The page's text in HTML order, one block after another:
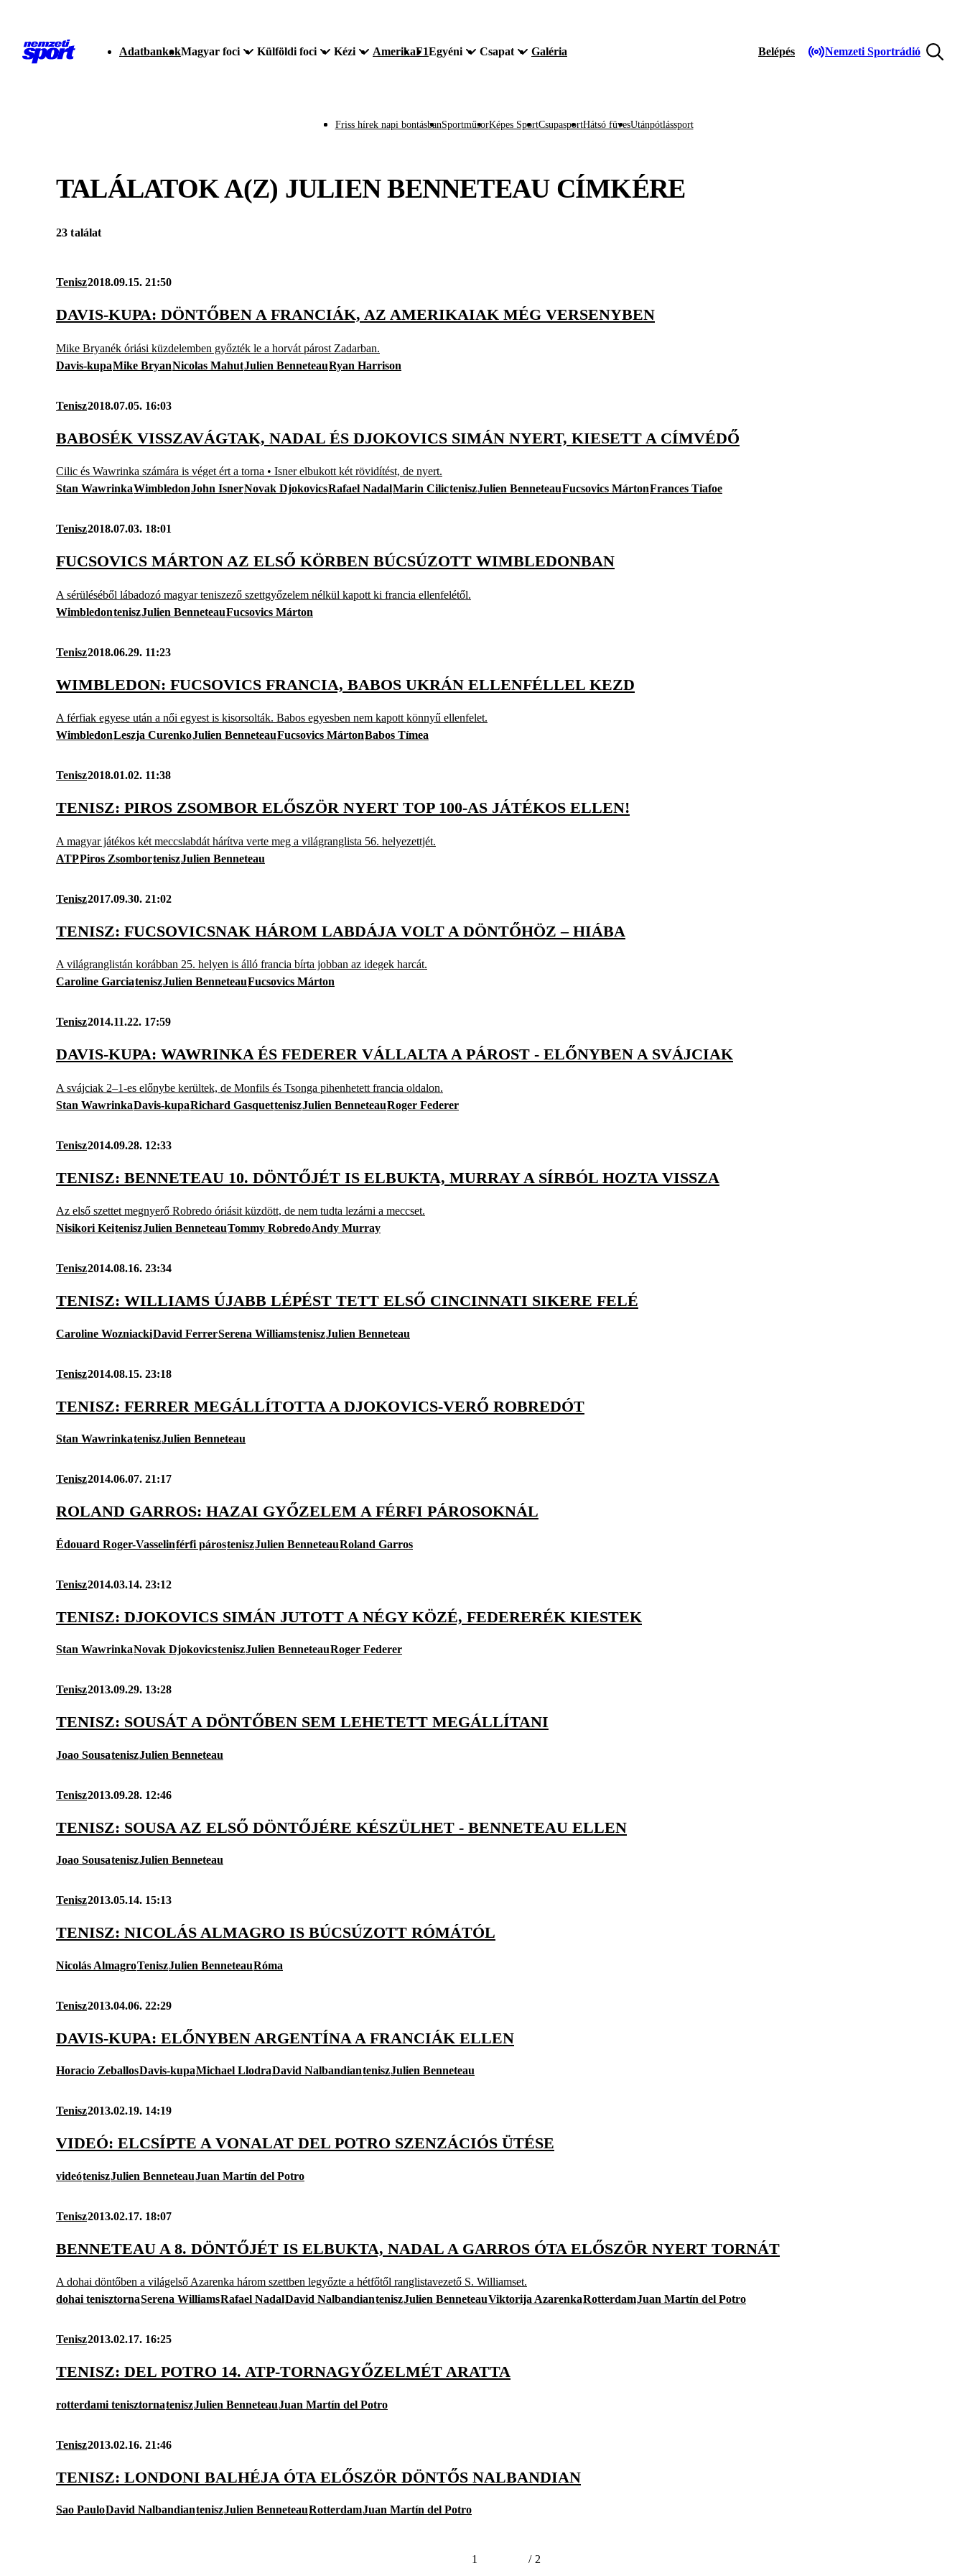
AdatbankokMagyar foci Külföldi foci Kézi AmerikaF1Egyéni Csapat Galéria Belépés Nemzeti Sportrádió
Friss hírek napi bontásbanSportműsorKépes SportCsupasportHátsó füvesUtánpótlássport
TALÁLATOK A(Z) JULIEN BENNETEAUCÍMKÉRE
23 találat
Tenisz2018.09.15. 21:50
DAVIS-KUPA: DÖNTŐBEN A FRANCIÁK, AZ AMERIKAIAK MÉG VERSENYBEN
Mike Bryanék óriási küzdelemben győzték le a horvát párost Zadarban.
Davis-kupaMike BryanNicolas MahutJulien BenneteauRyan Harrison
Tenisz2018.07.05. 16:03
BABOSÉK VISSZAVÁGTAK, NADAL ÉS DJOKOVICS SIMÁN NYERT, KIESETT A CÍMVÉDŐ
Cilic és Wawrinka számára is véget ért a torna • Isner elbukott két rövidítést, de nyert.
Stan WawrinkaWimbledonJohn IsnerNovak DjokovicsRafael NadalMarin CilicteniszJulien BenneteauFucsovics MártonFrances Tiafoe
Tenisz2018.07.03. 18:01
FUCSOVICS MÁRTON AZ ELSŐ KÖRBEN BÚCSÚZOTT WIMBLEDONBAN
A sérüléséből lábadozó magyar teniszező szettgyőzelem nélkül kapott ki francia ellenfelétől.
WimbledonteniszJulien BenneteauFucsovics Márton
Tenisz2018.06.29. 11:23
WIMBLEDON: FUCSOVICS FRANCIA, BABOS UKRÁN ELLENFÉLLEL KEZD
A férfiak egyese után a női egyest is kisorsolták. Babos egyesben nem kapott könnyű ellenfelet.
WimbledonLeszja CurenkoJulien BenneteauFucsovics MártonBabos Tímea
Tenisz2018.01.02. 11:38
TENISZ: PIROS ZSOMBOR ELŐSZÖR NYERT TOP 100-AS JÁTÉKOS ELLEN!
A magyar játékos két meccslabdát hárítva verte meg a világranglista 56. helyezettjét.
ATPPiros ZsomborteniszJulien Benneteau
Tenisz2017.09.30. 21:02
TENISZ: FUCSOVICSNAK HÁROM LABDÁJA VOLT A DÖNTŐHÖZ – HIÁBA
A világranglistán korábban 25. helyen is álló francia bírta jobban az idegek harcát.
Caroline GarciateniszJulien BenneteauFucsovics Márton
Tenisz2014.11.22. 17:59
DAVIS-KUPA: WAWRINKA ÉS FEDERER VÁLLALTA A PÁROST - ELŐNYBEN A SVÁJCIAK
A svájciak 2–1-es előnybe kerültek, de Monfils és Tsonga pihenhetett francia oldalon.
Stan WawrinkaDavis-kupaRichard GasquetteniszJulien BenneteauRoger Federer
Tenisz2014.09.28. 12:33
TENISZ: BENNETEAU 10. DÖNTŐJÉT IS ELBUKTA, MURRAY A SÍRBÓL HOZTA VISSZA
Az első szettet megnyerő Robredo óriásit küzdött, de nem tudta lezárni a meccset.
Nisikori KeiteniszJulien BenneteauTommy RobredoAndy Murray
Tenisz2014.08.16. 23:34
TENISZ: WILLIAMS ÚJABB LÉPÉST TETT ELSŐ CINCINNATI SIKERE FELÉ
Caroline WozniackiDavid FerrerSerena WilliamsteniszJulien Benneteau
Tenisz2014.08.15. 23:18
TENISZ: FERRER MEGÁLLÍTOTTA A DJOKOVICS-VERŐ ROBREDÓT
Stan WawrinkateniszJulien Benneteau
Tenisz2014.06.07. 21:17
ROLAND GARROS: HAZAI GYŐZELEM A FÉRFI PÁROSOKNÁL
Édouard Roger-Vasselinférfi párosteniszJulien BenneteauRoland Garros
Tenisz2014.03.14. 23:12
TENISZ: DJOKOVICS SIMÁN JUTOTT A NÉGY KÖZÉ, FEDERERÉK KIESTEK
Stan WawrinkaNovak DjokovicsteniszJulien BenneteauRoger Federer
Tenisz2013.09.29. 13:28
TENISZ: SOUSÁT A DÖNTŐBEN SEM LEHETETT MEGÁLLÍTANI
Joao SousateniszJulien Benneteau
Tenisz2013.09.28. 12:46
TENISZ: SOUSA AZ ELSŐ DÖNTŐJÉRE KÉSZÜLHET - BENNETEAU ELLEN
Joao SousateniszJulien Benneteau
Tenisz2013.05.14. 15:13
TENISZ: NICOLÁS ALMAGRO IS BÚCSÚZOTT RÓMÁTÓL
Nicolás AlmagroTeniszJulien BenneteauRóma
Tenisz2013.04.06. 22:29
DAVIS-KUPA: ELŐNYBEN ARGENTÍNA A FRANCIÁK ELLEN
Horacio ZeballosDavis-kupaMichael LlodraDavid NalbandianteniszJulien Benneteau
Tenisz2013.02.19. 14:19
VIDEÓ: ELCSÍPTE A VONALAT DEL POTRO SZENZÁCIÓS ÜTÉSE
videóteniszJulien BenneteauJuan Martín del Potro
Tenisz2013.02.17. 18:07
BENNETEAU A 8. DÖNTŐJÉT IS ELBUKTA, NADAL A GARROS ÓTA ELŐSZÖR NYERT TORNÁT
A dohai döntőben a világelső Azarenka három szettben legyőzte a hétfőtől ranglistavezető S. Williamset.
dohai tenisztornaSerena WilliamsRafael NadalDavid NalbandianteniszJulien BenneteauViktorija AzarenkaRotterdamJuan Martín del Potro
Tenisz2013.02.17. 16:25
TENISZ: DEL POTRO 14. ATP-TORNAGYŐZELMÉT ARATTA
rotterdami tenisztornateniszJulien BenneteauJuan Martín del Potro
Tenisz2013.02.16. 21:46
TENISZ: LONDONI BALHÉJA ÓTA ELŐSZÖR DÖNTŐS NALBANDIAN
Sao PauloDavid NalbandianteniszJulien BenneteauRotterdamJuan Martín del Potro
1 / 2